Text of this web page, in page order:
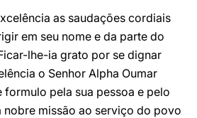
as saudações cordiais
em seu nome e da parte do
lhe-ia grato por se dignar
o Senhor Alpha Oumar
formulo pela sua pessoa e pelo
nobre missão ao serviço do povo